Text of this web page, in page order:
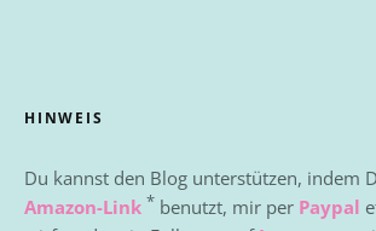
HINWEIS
Du kannst den Blog unterstützen, indem
Amazon-Link * benutzt, mir per Paypal